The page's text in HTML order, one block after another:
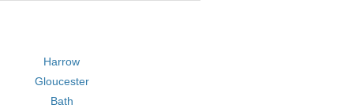
Harrow
Gloucester
Bath